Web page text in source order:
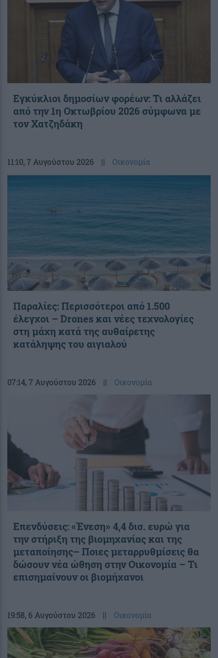
Εγκύκλιοι δημοσίων φορέων: Τι αλλάζει
από την 1η Οκτωβρίου 2026 σύμφωνα με
τον Χατζηδάκη
11:10, 7 Αυγούστου 2026 || Οικονομία
Παραλίες: Περισσότεροι από 1.500
έλεγχοι – Drones και νέες τεχνολογίες
στη μάχη κατά της αυθαίρετης
κατάληψης του αιγιαλού
07:14, 7 Αυγούστου 2026 || Οικονομία
Επενδύσεις: «Ένεση» 4,4 δισ. ευρώ για
την στήριξη της βιομηχανίας και της
μεταποίησης– Ποιες μεταρρυθμίσεις θα
δώσουν νέα ώθηση στην Οικονομία – Τι
επισημαίνουν οι βιομήχανοι
19:58, 6 Αυγούστου 2026 || Οικονομία